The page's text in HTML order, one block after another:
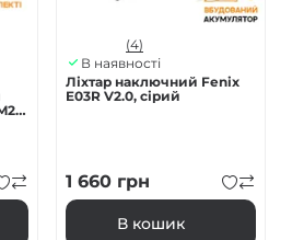
(4)
В наявності
Ліхтар наключний Fenix
E03R V2.0, сірий
1 660 грн
В кошик